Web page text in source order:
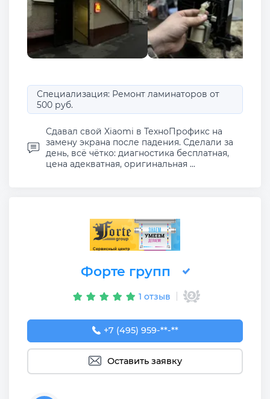
Специализация: Ремонт ламинаторов от
500 руб.
Сдавал свой Xiaomi в ТехноПрофикс на
замену экрана после падения. Сделали за
день, всё чётко: диагностика бесплатная,
цена адекватная, оригинальная ...
Форте групп
1 отзыв
+7 (495) 959-57-17
+7 (495) 959-**-**
Оставить заявку